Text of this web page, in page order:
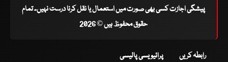
پیشگی اجازت کسی بھی صورت میں استعمال یا نقل کرنا درست نہیں۔ تمام
حقوق محفوظ ہیں © 2026
رابطہ کریں پرائیویسی پالیسی